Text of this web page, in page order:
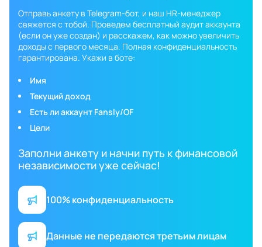
Отправь анкету в Telegram-бот, и наш HR-менеджер
свяжется с тобой. Проведем бесплатный аудит аккаунта
(если он уже создан) и расскажем, как можно увеличить
доходы с первого месяца. Полная конфиденциальность
гарантирована. Укажи в боте:
Имя
Текущий доход
Есть ли аккаунт Fansly/OF
Цели
Заполни анкету и начни путь к финансовой
независимости уже сейчас!
100% конфиденциальность
Данные не передаются третьим лицам